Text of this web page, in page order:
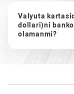
Valyuta
dollari)ni
olamanmi?